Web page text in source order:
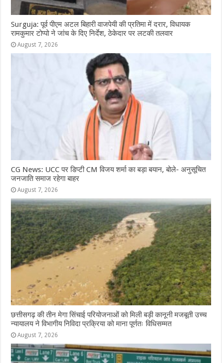
Surguja: पूर्व पीएम अटल बिहारी वाजपेयी की प्रतिमा में दरार, विधायक
रामकुमार टोप्पो ने जांच के दिए निर्देश, ठेकेदार पर लटकी तलवार
August 7, 2026
CG News: UCC पर डिप्टी CM विजय शर्मा का बड़ा बयान, बोले- अनुसूचित
जनजाति समाज रहेगा बाहर
August 7, 2026
छत्तीसगढ़ की तीन मेगा सिंचाई परियोजनाओं को मिली बड़ी कानूनी मजबूती उच्च
न्यायालय ने विभागीय निविदा प्रक्रिया को माना पूर्णतः विधिसम्मत
August 7, 2026